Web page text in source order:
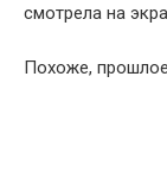
смотрела на
Похоже,